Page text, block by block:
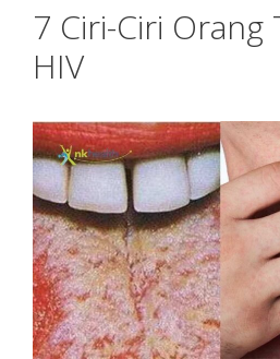
7 Ciri-Ciri Orang
HIV